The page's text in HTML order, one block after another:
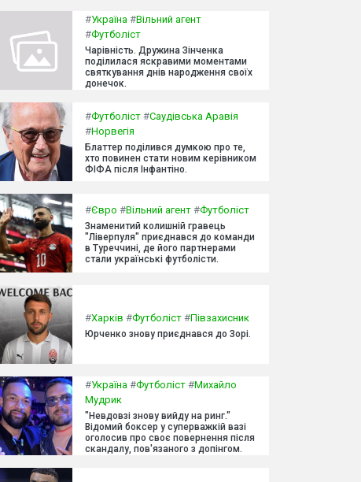
#Україна #Вільний агент
#Футболіст
Чарівність. Дружина Зінченка
поділилася яскравими моментами
святкування днів народження своїх
донечок.
#Футболіст #Саудівська Аравія
#Норвегія
Блаттер поділився думкою про те,
хто повинен стати новим керівником
ФІФА після Інфантіно.
#Євро #Вільний агент #Футболіст
Знаменитий колишній гравець
"Ліверпуля" приєднався до команди
в Туреччині, де його партнерами
стали українські футболісти.
#Харків #Футболіст #Півзахисник
Юрченко знову приєднався до Зорі.
#Україна #Футболіст #Михайло
Мудрик
"Невдовзі знову вийду на ринг."
Відомий боксер у суперважкій вазі
оголосив про своє повернення після
скандалу, пов'язаного з допінгом.